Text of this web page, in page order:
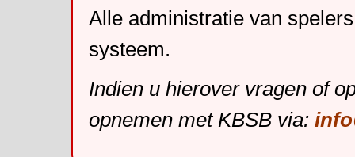
Alle administratie van
systeem.
Indien u hierover vragen of
opnemen met KBSB via: